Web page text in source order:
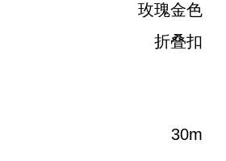
玫瑰金色
折叠扣
30m